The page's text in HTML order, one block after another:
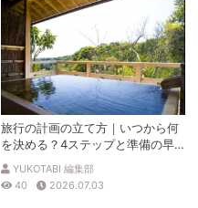
旅行の計画の立て方｜いつから何
を決める？4ステップと準備の早
見表
YUKOTABI 編集部
40
2026.07.03